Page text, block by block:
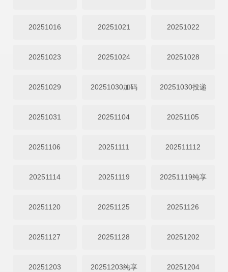
20251016 20251021 20251022
20251023 20251024 20251028
20251029 20251030加码 20251030投递
20251031 20251104 20251105
20251106 20251111 202511112
20251114 20251119 20251119纯享
20251120 20251125 20251126
20251127 20251128 20251202
20251203 20251203纯享 20251204